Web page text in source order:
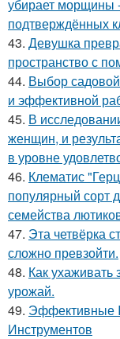
убирает морщины
подтверждённых
43. Девушка
пространство с
44. Выбор
и эффективной
45. В
женщин, и
в уровне
46. Клематис
популярный сорт
семейства
47. Эта четвёрка
сложно превзойти.
48. Как
урожай.
49. Эффективные
Инструментов